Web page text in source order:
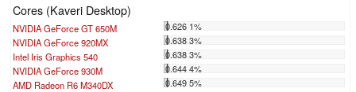
Cores (Kaveri Desktop)
NVIDIA GeForce GT 650M
0.626 1%
NVIDIA GeForce 920MX
0.638 3%
Intel Iris Graphics 540
0.638 3%
NVIDIA GeForce 930M
0.644 4%
AMD Radeon R6 M340DX
0.649 5%